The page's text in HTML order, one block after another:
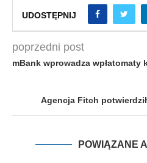
UDOSTĘPNIJ
poprzedni post
mBank wprowadza wpłatomaty
Agencja Fitch
POWIĄZANE